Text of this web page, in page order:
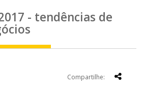
- tendências de
Compartilhe: